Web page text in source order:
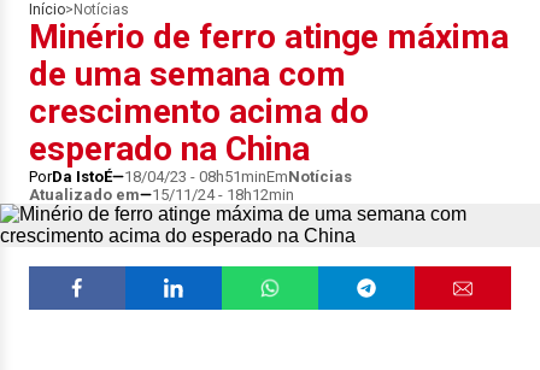
Início> Notícias
Minério de ferro atinge máxima
de uma semana com
crescimento acima do
esperado na China
PorDa IstoÉ 18/04/23 - 08h51minEmNotícias
Atualizado em
15/11/24 - 18h12min